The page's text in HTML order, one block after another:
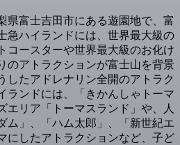
県富士吉田市にある遊園地で、富
急ハイランドには、世界最大級の
コースターや世界最大級のお化け
のアトラクションが富士山を背景
したアドレナリン全開のアトラク
ランドには、「きかんしゃトーマ
エリア「トーマスランド」や、人
ム」、「ハム太郎」、「新世紀エ
にしたアトラクションなど、子ど